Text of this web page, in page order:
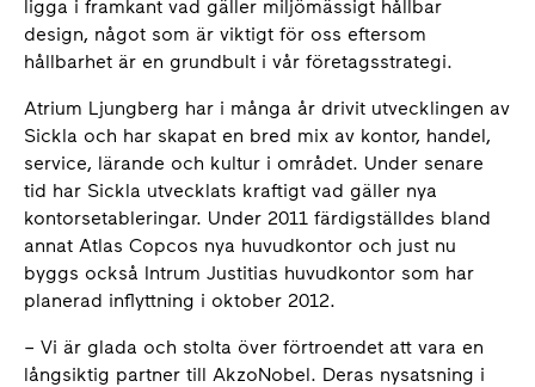
ligga i framkant vad gäller miljömässigt hållbar
design, något som är viktigt för oss eftersom
hållbarhet är en grundbult i vår företagsstrategi.
Atrium Ljungberg har i många år drivit utvecklingen av
Sickla och har skapat en bred mix av kontor, handel,
service, lärande och kultur i området. Under senare
tid har Sickla utvecklats kraftigt vad gäller nya
kontorsetableringar. Under 2011 färdigställdes bland
annat Atlas Copcos nya huvudkontor och just nu
byggs också Intrum Justitias huvudkontor som har
planerad inflyttning i oktober 2012.
– Vi är glada och stolta över förtroendet att vara en
långsiktig partner till AkzoNobel. Deras nysatsning i